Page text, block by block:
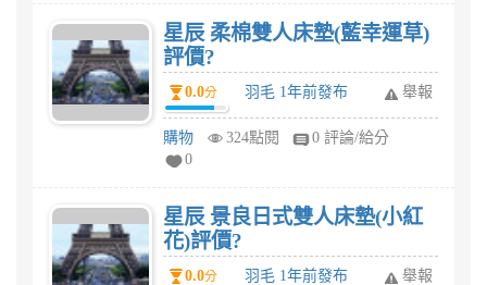
星辰 柔棉雙人床墊(藍幸運草)
評價?
0.0分 羽毛 1年前發布 舉報
購物 324點閱
0 評論/給分
0
星辰 景良日式雙人床墊(小紅
花)評價?
0.0分 羽毛 1年前發布 舉報